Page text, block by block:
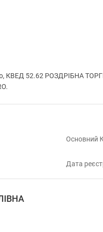
КВЕД 52.62 РОЗДРІБНА
Основний
Дата